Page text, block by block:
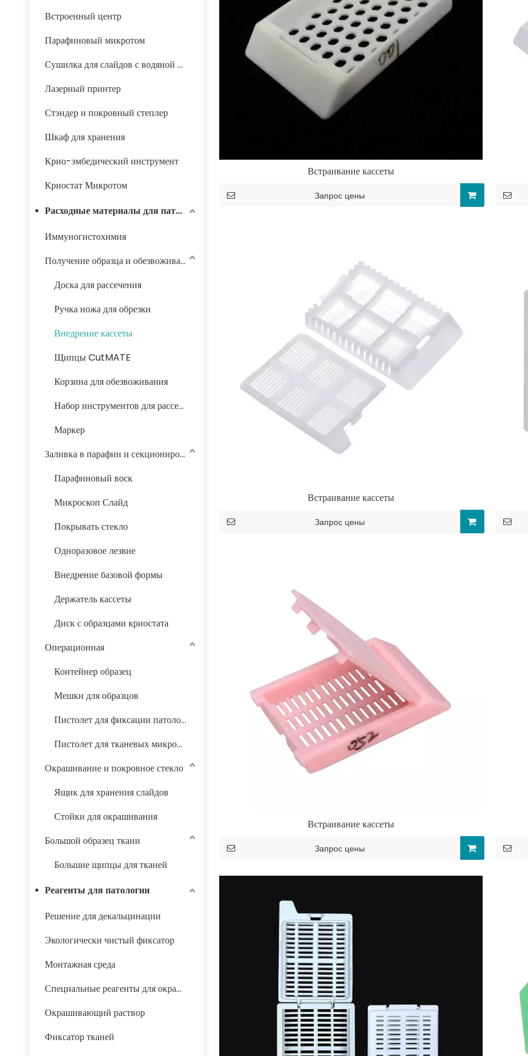
Встроенный центр
Парафиновый микротом
Сушилка для слайдов с водяной баней
Лазерный принтер
Стэндер и покровный степлер
Шкаф для хранения
Крио-эмбедический инструмент
Криостат Микротом
Расходные материалы для патологии
Иммуногистохимия
Получение образца и обезвоживание
Доска для рассечения
Ручка ножа для обрезки
Внедрение кассеты
Щипцы CutMATE
Корзина для обезвоживания
Набор инструментов для рассечения
Маркер
Заливка в парафин и секционирование
Парафиновый воск
Микроскоп Слайд
Покрывать стекло
Одноразовое лезвие
Внедрение базовой формы
Держатель кассеты
Диск с образцами криостата
Операционная
Контейнер образец
Мешки для образцов
Пистолет для фиксации патологических желудочно-кишечных образцов
Пистолет для тканевых микрочипов
Окрашивание и покровное стекло
Ящик для хранения слайдов
Стойки для окрашивания
Большой образец ткани
Большие щипцы для тканей
Реагенты для патологии
Решение для декальцинации
Экологически чистый фиксатор
Монтажная среда
Специальные реагенты для окрашивания
Окрашивающий раствор
Фиксатор тканей
Встраивание кассеты
Запрос цены
Встраивание кассеты
Запрос цены
Встраивание кассеты
Запрос цены